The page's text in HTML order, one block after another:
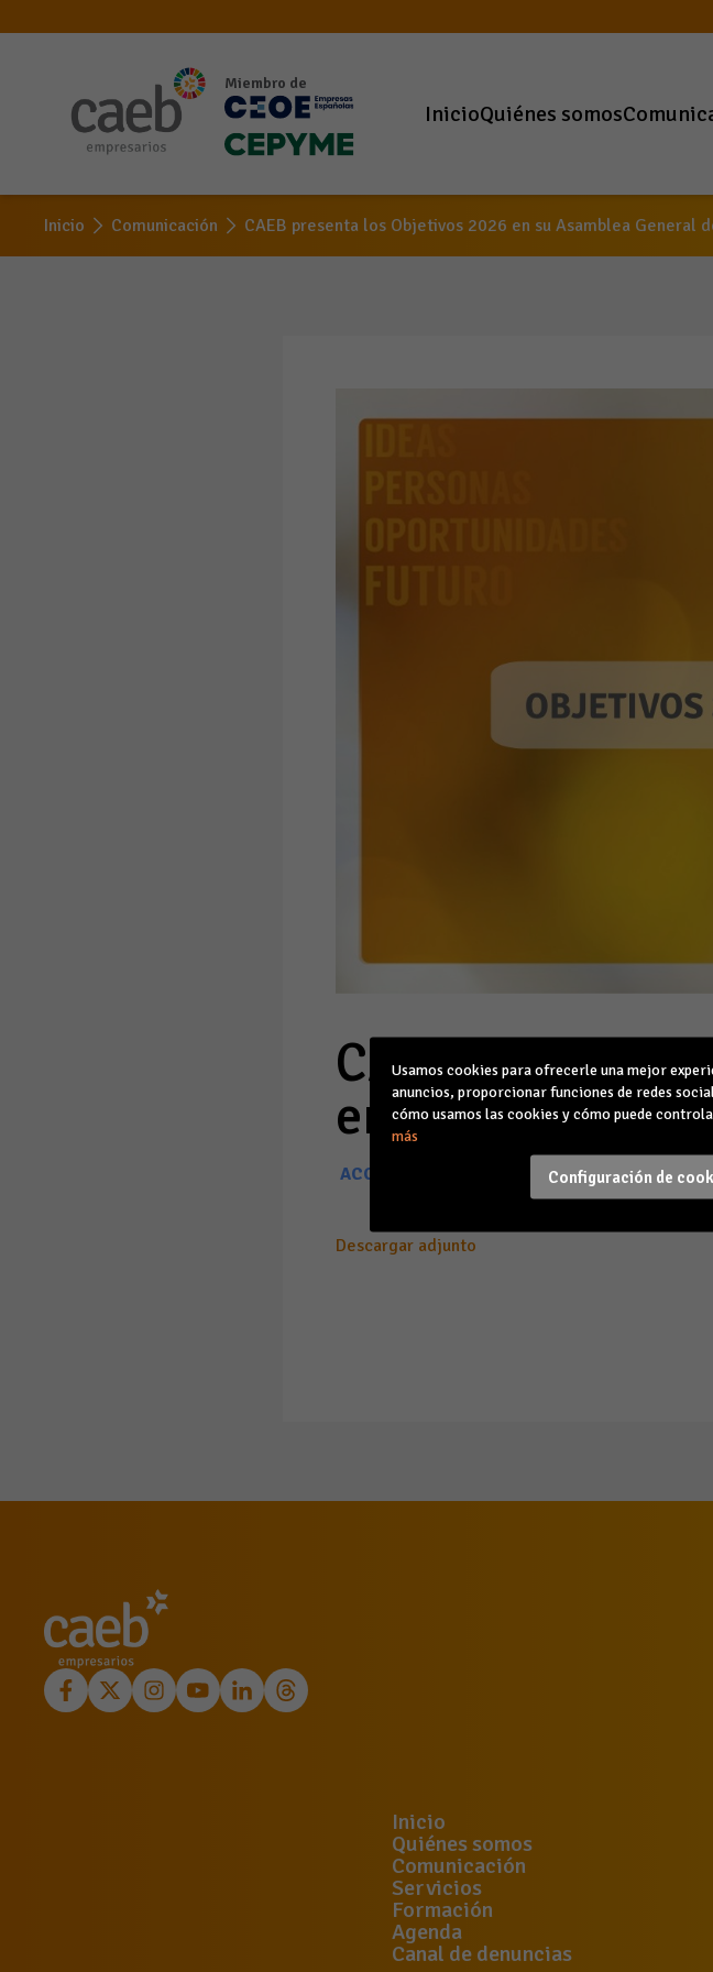
Miembro de
InicioQuiénes somos
Inicio Comunicación CAEB presenta los Objetivos 2026 en su Asamblea General
CAEB presenta
en su Asamblea
ACCEDER A LOS OBJETIVOS DE CAEB PARA
Descargar adjunto
Inicio
Quiénes somos
Comunicación
Servicios
Formación
Agenda
Canal de denuncias
Usamos cookies para ofrecerle una mejor
anuncios, proporcionar funciones de redes
cómo usamos las cookies y cómo puede
más
Configuración de